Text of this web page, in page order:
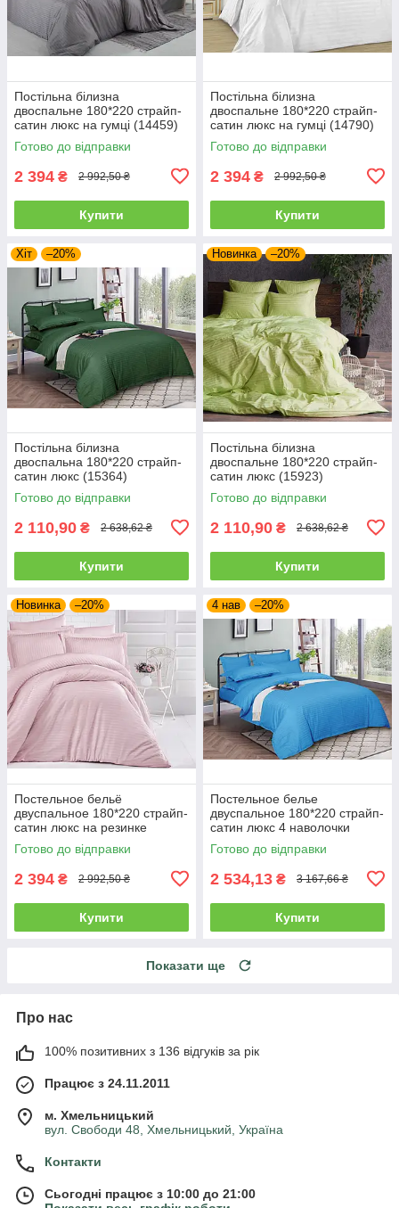
Постільна білизна
двоспальне 180*220 страйп-
сатин люкс на гумці (14459)
Готово до відправки
2 394 ₴ 2 992,50 ₴
Купити
Постільна білизна
двоспальне 180*220 страйп-
сатин люкс на гумці (14790)
Готово до відправки
2 394 ₴ 2 992,50 ₴
Купити
Хіт –20%
Постільна білизна
двоспальна 180*220 страйп-
сатин люкс (15364)
Готово до відправки
2 110,90 ₴ 2 638,62 ₴
Купити
Новинка –20%
Постільна білизна
двоспальне 180*220 страйп-
сатин люкс (15923)
Готово до відправки
2 110,90 ₴ 2 638,62 ₴
Купити
Новинка –20%
Постельное бельё
двуспальное 180*220 страйп-
сатин люкс на резинке
(16293)
Готово до відправки
2 394 ₴ 2 992,50 ₴
Купити
4 нав –20%
Постельное белье
двуспальное 180*220 страйп-
сатин люкс 4 наволочки
(16884)
Готово до відправки
2 534,13 ₴ 3 167,66 ₴
Купити
Показати ще
Про нас
100% позитивних з 136 відгуків за рік
Працює з 24.11.2011
м. Хмельницький
вул. Свободи 48, Хмельницький, Україна
Контакти
Сьогодні працює з 10:00 до 21:00